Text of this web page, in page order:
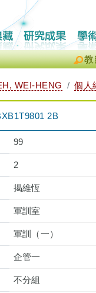
教
WEI-HENG 個人
2B
99
2
揭維恆
軍訓室
軍訓（一）
企管一
不分組